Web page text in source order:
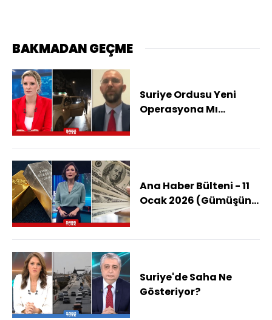
BAKMADAN GEÇME
Suriye Ordusu Yeni
Operasyona Mı
Ana Haber Bülteni - 11
Ocak 2026 (Gümüşün
Suriye'de Saha Ne
Gösteriyor?